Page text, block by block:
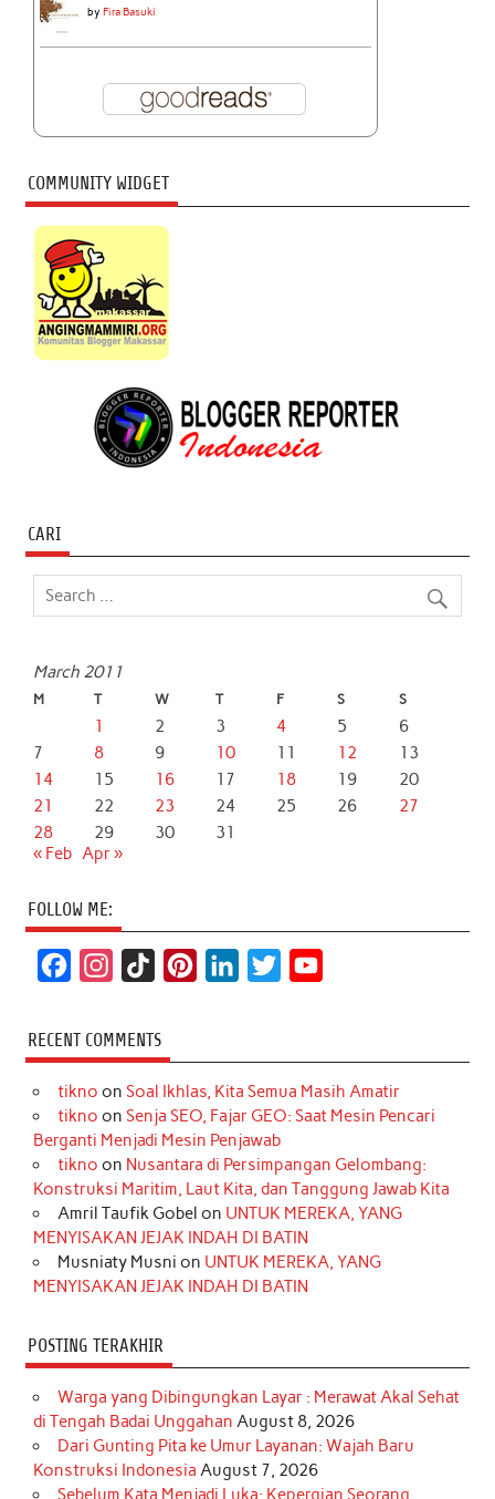
byFira Basuki
COMMUNITY WIDGET
CARI
March 2011
M T W T F S S
1 2 3 4 5
6
7
8 9 10 11 12
13
14
15 16 17 18 19
20
21
22 23 24 25 26
27
28
29 30
31
« Feb Apr »
FOLLOW ME:
c
e
b
o
k
s
t
a
r
a
m
k
T
o
k
t
e
e
s
t
k
e
d
I
n
t
t
r
T
u
e
RECENT COMMENTS
tikno on Soal Ikhlas, Kita Semua Masih Amatir
tikno on Senja SEO, Fajar GEO: Saat Mesin Pencari
Berganti Menjadi Mesin Penjawab
tikno on Nusantara di Persimpangan Gelombang:
Konstruksi Maritim, Laut Kita, dan Tanggung Jawab Kita
Amril Taufik Gobel on UNTUK MEREKA, YANG
MENYISAKAN JEJAK INDAH DI BATIN
Musniaty Musni on UNTUK MEREKA, YANG
MENYISAKAN JEJAK INDAH DI BATIN
POSTING TERAKHIR
Warga yang Dibingungkan Layar : Merawat Akal Sehat
di Tengah Badai Unggahan August 8, 2026
Dari Gunting Pita ke Umur Layanan: Wajah Baru
Konstruksi Indonesia August 7, 2026